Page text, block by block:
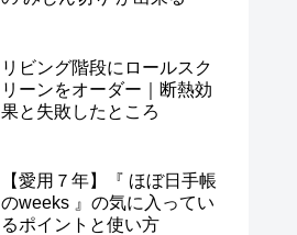
リビング階段にロールスク
リーンをオーダー｜断熱効
果と失敗したところ
【愛用７年】『 ほぼ日手帳
のweeks 』の気に入ってい
るポイントと使い方